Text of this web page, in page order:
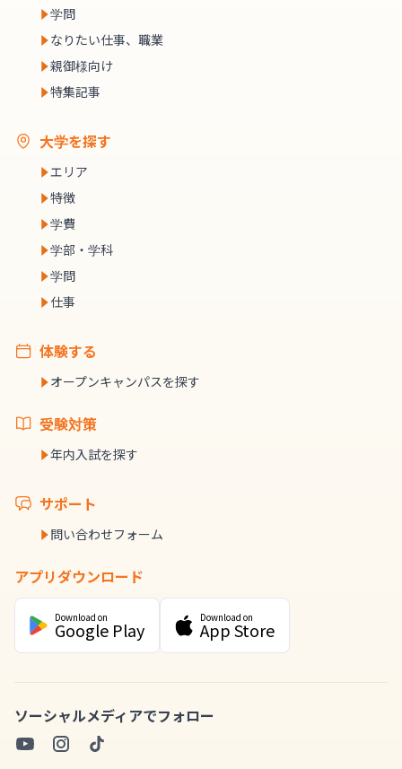
学問
なりたい仕事、職業
親御様向け
特集記事
大学を探す
エリア
特徴
学費
学部・学科
学問
仕事
体験する
オープンキャンパスを探す
受験対策
年内入試を探す
サポート
問い合わせフォーム
アプリダウンロード
Download on
Google Play
Download on
App Store
ソーシャルメディアでフォロー